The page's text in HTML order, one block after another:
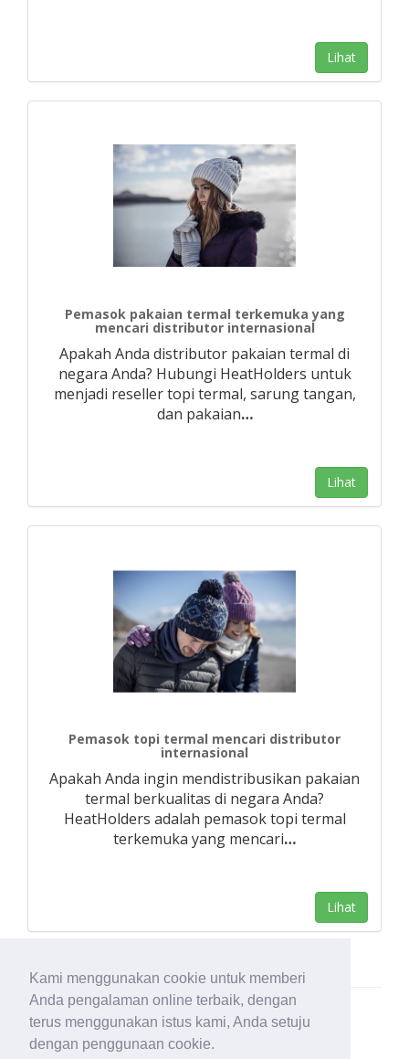
Kami menggunakan cookie untuk memberi
Anda pengalaman online terbaik, dengan
terus menggunakan istus kami, Anda setuju
dengan penggunaan cookie.
Lihat
Pemasok pakaian termal terkemuka yang
mencari distributor internasional
Apakah Anda distributor pakaian termal di
negara Anda? Hubungi HeatHolders untuk
menjadi reseller topi termal, sarung tangan,
dan pakaian…
Lihat
Pemasok topi termal mencari distributor
internasional
Apakah Anda ingin mendistribusikan pakaian
termal berkualitas di negara Anda?
HeatHolders adalah pemasok topi termal
terkemuka yang mencari…
Lihat